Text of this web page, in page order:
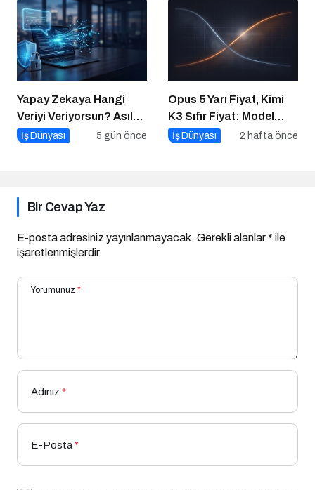
Yapay Zekaya Hangi
Veriyi Veriyorsun? Asıl
Risk Ürettiğin Değil,
İş Dünyası 5 gün önce
Opus 5 Yarı Fiyat, Kimi
K3 Sıfır Fiyat: Model
Artık Rekabet Avantajın
İş Dünyası 2 hafta önce
Bir Cevap Yaz
E-posta adresiniz yayınlanmayacak. Gerekli alanlar* ile
işaretlenmişlerdir
Yorumunuz *
Adınız *
E-Posta*